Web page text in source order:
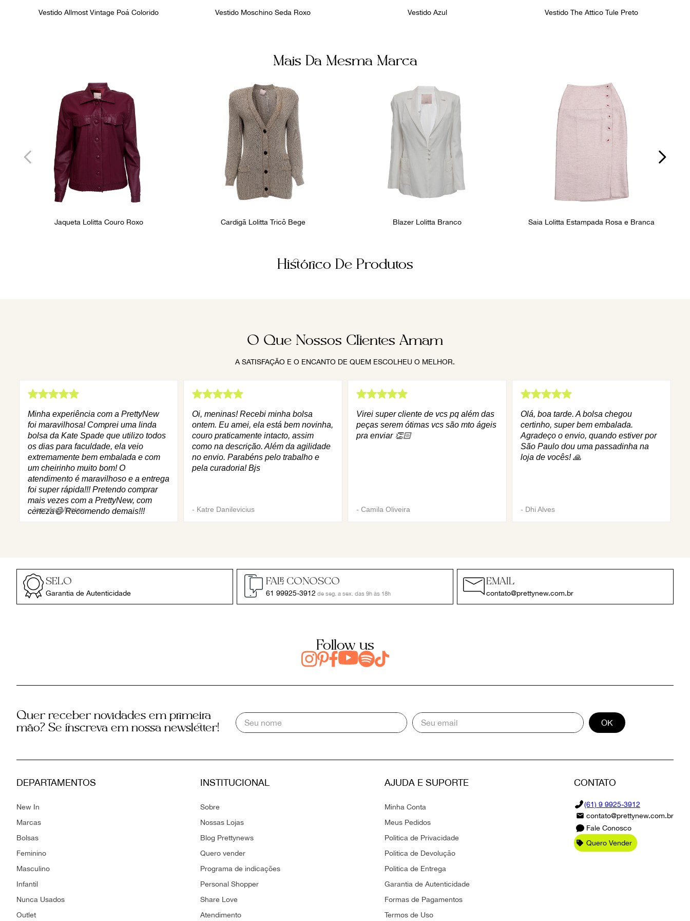
Vestido Allmost Vintage Poá Colorido Vestido Moschino Seda Roxo Vestido Azul Vestido The Attico Tule Preto
Mais Da Mesma Marca
Jaqueta Lolitta Couro Roxo Cardigã Lolitta Tricô Bege Blazer Lolitta Branco Saia Lolitta Estampada Rosa e Branca
Histórico De Produtos
O Que Nossos Clientes Amam
A SATISFAÇÃO E O ENCANTO DE QUEM ESCOLHEU O MELHOR.
Minha experiência com a PrettyNew
foi maravilhosa! Comprei uma linda
bolsa da Kate Spade que utilizo todos
os dias para faculdade, ela veio
extremamente bem embalada e com
um cheirinho muito bom! O
atendimento é maravilhoso e a entrega
foi super rápida!!! Pretendo comprar
mais vezes com a PrettyNew, com
certeza😄 Recomendo demais!!!
-Jennifer Mantau
Oi, meninas! Recebi minha bolsa
ontem. Eu amei, ela está bem novinha,
couro praticamente intacto, assim
como na descrição. Além da agilidade
no envio. Parabéns pelo trabalho e
pela curadoria! Bjs
- Katre Danilevicius
Virei super cliente de vcs pq além das
peças serem ótimas vcs são mto ágeis
pra enviar 👏🏻
- Camila Oliveira
Olá, boa tarde. A bolsa chegou
certinho, super bem embalada.
Agradeço o envio, quando estiver por
São Paulo dou uma passadinha na
loja de vocês! 🙏
- Dhi Alves
SELO
Garantia de Autenticidade
FALE CONOSCO
61 99925-3912 de seg. a sex. das 9h às 18h
EMAIL
contato@prettynew.com.br
Follow us
Quer receber novidades em primeira
mão? Se inscreva em nossa newsletter!
OK
DEPARTAMENTOS
New In
Marcas
Bolsas
Feminino
Masculino
Infantil
Nunca Usados
Outlet
INSTITUCIONAL
Sobre
Nossas Lojas
Blog Prettynews
Quero vender
Programa de indicações
Personal Shopper
Share Love
Atendimento
AJUDA E SUPORTE
Minha Conta
Meus Pedidos
Politica de Privacidade
Politica de Devolução
Politica de Entrega
Garantia de Autenticidade
Formas de Pagamentos
Termos de Uso
CONTATO
(61) 9 9925-3912
contato@prettynew.com.br
Fale Conosco
Quero Vender